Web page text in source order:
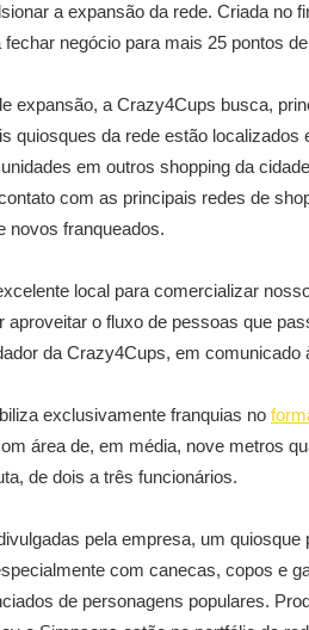
a expansão da rede. Criada no
negócio para mais 25 pontos
expansão, a Crazy4Cups busca,
quiosques da rede estão
em outros shopping da
com as principais redes de
novos franqueados.
local para comercializar
aproveitar o fluxo de pessoas que
da Crazy4Cups, em comunicado
exclusivamente franquias no
área de, em média, nove metros
de dois a três funcionários.
pela empresa, um
com canecas, copos e
de personagens populares.